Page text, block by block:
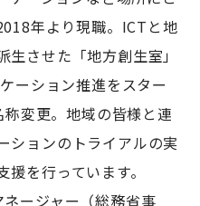
年より現職。ICTと地
させた「地方創生室」
ーション推進をスター
変更。地域の皆様と連
ションのトライアルの実
を行っています。
ージャー（総務省事